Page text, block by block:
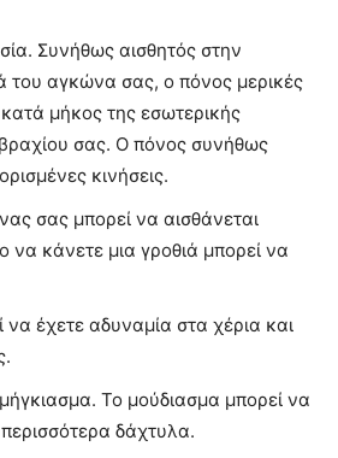
Συνήθως αισθητός στην
του αγκώνα σας, ο πόνος μερικές
μήκος της εσωτερικής
σας. Ο πόνος συνήθως
κινήσεις.
σας μπορεί να αισθάνεται
να κάνετε μια γροθιά μπορεί να
να έχετε αδυναμία στα χέρια και
Το μούδιασμα μπορεί να
δάχτυλα.